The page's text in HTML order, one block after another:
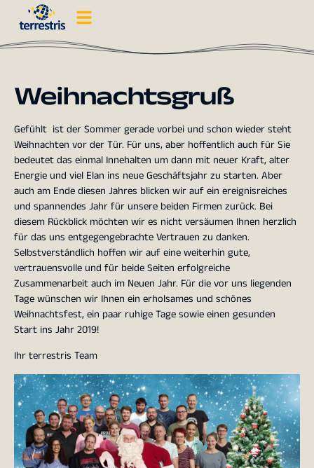
Weihnachtsgruß
Gefühlt ist der Sommer gerade vorbei und schon wieder steht
Weihnachten vor der Tür. Für uns, aber hoffentlich auch für Sie
bedeutet das einmal Innehalten um dann mit neuer Kraft, alter
Energie und viel Elan ins neue Geschäftsjahr zu starten. Aber
auch am Ende diesen Jahres blicken wir auf ein ereignisreiches
und spannendes Jahr für unsere beiden Firmen zurück. Bei
diesem Rückblick möchten wir es nicht versäumen Ihnen herzlich
für das uns entgegengebrachte Vertrauen zu danken.
Selbstverständlich hoffen wir auf eine weiterhin gute,
vertrauensvolle und für beide Seiten erfolgreiche
Zusammenarbeit auch im Neuen Jahr. Für die vor uns liegenden
Tage wünschen wir Ihnen ein erholsames und schönes
Weihnachtsfest, ein paar ruhige Tage sowie einen gesunden
Start ins Jahr 2019!
Ihr terrestris Team